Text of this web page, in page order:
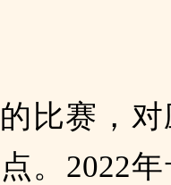
比赛，
。2022